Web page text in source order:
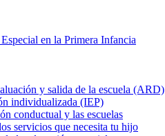
en la Primera Infancia
y salida de la escuela (ARD)
individualizada (IEP)
conductual y las escuelas
servicios que necesita tu hijo